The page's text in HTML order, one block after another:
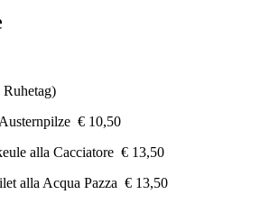
€ 10,50
alla Cacciatore € 13,50
alla Acqua Pazza € 13,50